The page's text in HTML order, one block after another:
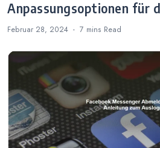
Anpassungsoptionen für
Februar 28, 2024 7 mins Read